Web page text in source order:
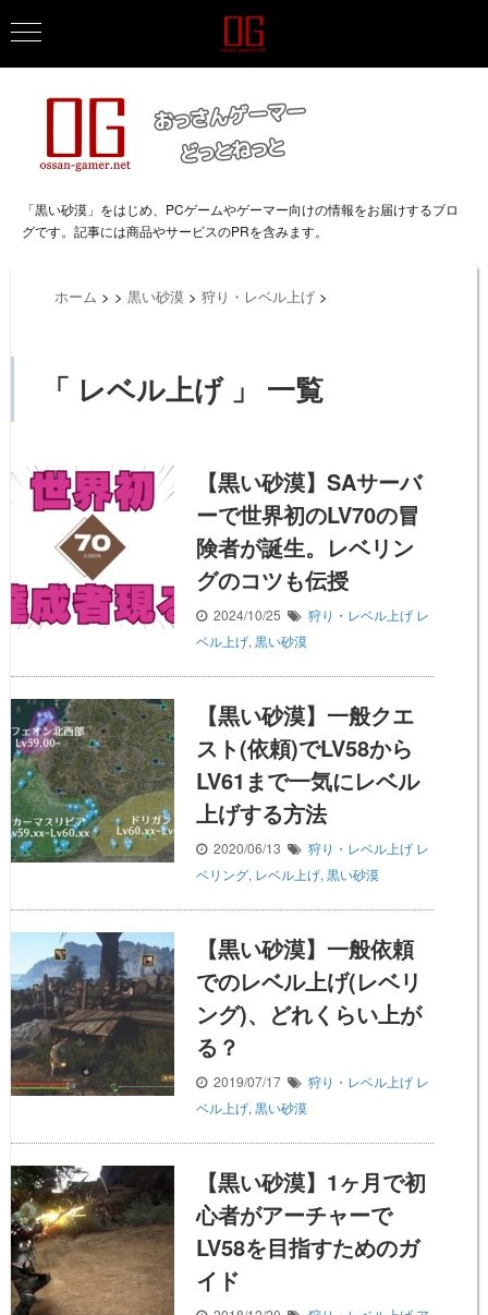
「黒い砂漠」をはじめ、PCゲームやゲーマー向けの情報をお届けするブロ
グです。記事には商品やサービスのPRを含みます。
ホーム > > 黒い砂漠 > 狩り・レベル上げ >
「 レベル上げ 」 一覧
【黒い砂漠】SAサーバ
ーで世界初のLV70の冒
険者が誕生。レベリン
グのコツも伝授
2024/10/25 狩り・レベル上げ レ
ベル上げ, 黒い砂漠
【黒い砂漠】一般クエ
スト(依頼)でLV58から
LV61まで一気にレベル
上げする方法
2020/06/13 狩り・レベル上げ レ
ベリング, レベル上げ, 黒い砂漠
【黒い砂漠】一般依頼
でのレベル上げ(レベリ
ング)、どれくらい上が
る？
2019/07/17 狩り・レベル上げ レ
ベル上げ, 黒い砂漠
【黒い砂漠】1ヶ月で初
心者がアーチャーで
LV58を目指すためのガ
イド